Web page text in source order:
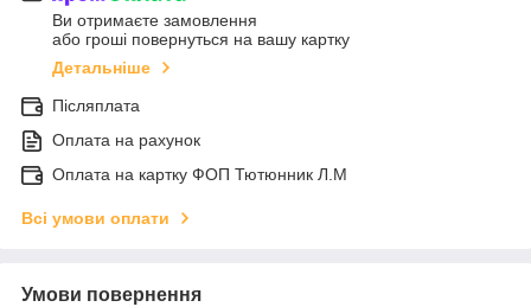
Ви отримаєте замовлення
або гроші повернуться на вашу картку
Детальніше
Післяплата
Оплата на рахунок
Оплата на картку ФОП Тютюнник Л.М
Всі умови оплати
Умови повернення